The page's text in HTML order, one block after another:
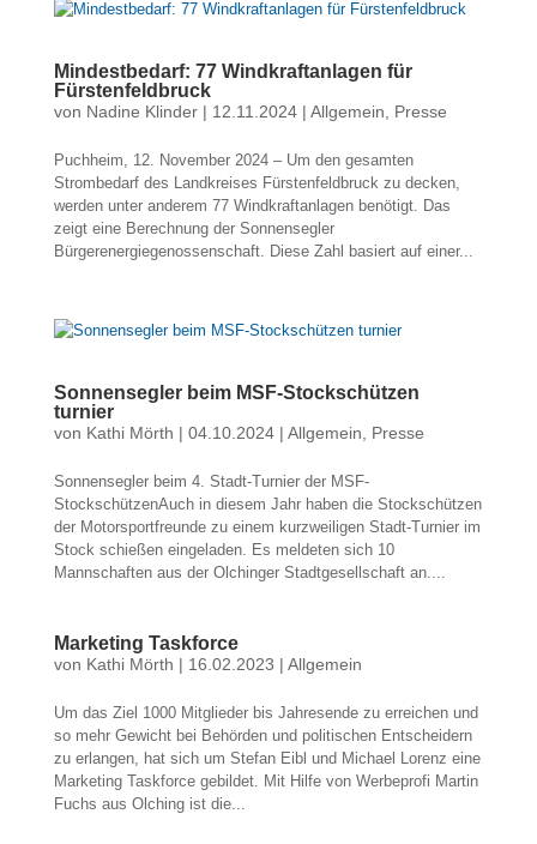
Mindestbedarf: 77 Windkraftanlagen für
Fürstenfeldbruck
von Nadine Klinder| 12.11.2024| Allgemein Presse
Puchheim, 12. November 2024 – Um den gesamten
Strombedarf des Landkreises Fürstenfeldbruck zu decken,
werden unter anderem 77 Windkraftanlagen benötigt. Das
zeigt eine Berechnung der Sonnensegler
Bürgerenergiegenossenschaft. Diese Zahl basiert auf einer...
Sonnensegler beim MSF-Stockschützen
turnier
von Kathi Mörth | 04.10.2024| Allgemein Presse
Sonnensegler beim 4. Stadt-Turnier der MSF-
StockschützenAuch in diesem Jahr haben die Stockschützen
der Motorsportfreunde zu einem kurzweiligen Stadt-Turnier im
Stock schießen eingeladen. Es meldeten sich 10
Mannschaften aus der Olchinger Stadtgesellschaft an....
Marketing Taskforce
von Kathi Mörth | 16.02.2023 | Allgemein
Um das Ziel 1000 Mitglieder bis Jahresende zu erreichen und
so mehr Gewicht bei Behörden und politischen Entscheidern
zu erlangen, hat sich um Stefan Eibl und Michael Lorenz eine
Marketing Taskforce gebildet. Mit Hilfe von Werbeprofi Martin
Fuchs aus Olching ist die...